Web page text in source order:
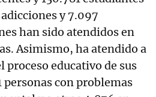
y 7.097
han sido atendidos en
Asimismo, ha atendido a
proceso educativo de sus
personas con problemas